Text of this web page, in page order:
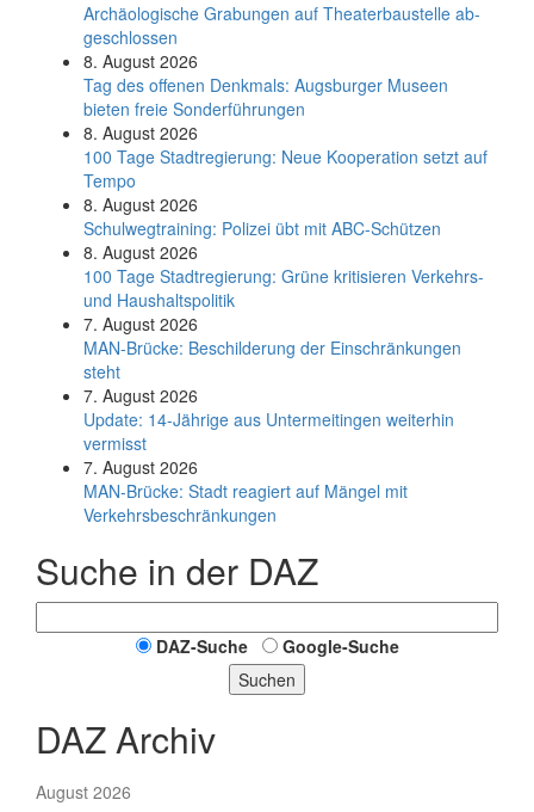
Ar­chäo­lo­gi­sche Gra­bun­gen auf Thea­ter­bau­stel­le ab­
ge­schlos­sen
8. August 2026
Tag des offenen Denkmals: Augsburger Museen
bieten freie Sonderführungen
8. August 2026
100 Tage Stadtregierung: Neue Kooperation setzt auf
Tempo
8. August 2026
Schul­weg­trai­ning: Poli­zei übt mit ABC-Schüt­zen
8. August 2026
100 Tage Stadtregierung: Grüne kritisieren Verkehrs-
und Haushaltspolitik
7. August 2026
MAN-Brücke: Beschilderung der Einschränkungen
steht
7. August 2026
Update: 14-Jährige aus Untermeitingen weiterhin
vermisst
7. August 2026
MAN-Brücke: Stadt reagiert auf Mängel mit
Verkehrsbeschränkungen
Suche in der DAZ
DAZ-Suche
Google-Suche
Suchen
DAZ Archiv
August 2026